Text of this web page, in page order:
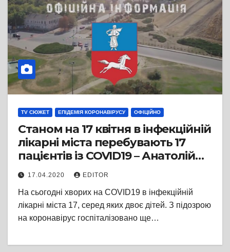
TV СЮЖЕТ ЕПІДЕМІЯ КОРОНАВІРУСУ ОФІЦІЙНО
Станом на 17 квітня в інфекційній
лікарні міста перебувають 17
пацієнтів із COVID19 – Анатолій
Бондаренко
17.04.2020 EDITOR
На сьогодні хворих на COVID19 в інфекційній
лікарні міста 17, серед яких двоє дітей. З підозрою
на коронавірус госпіталізовано ще…